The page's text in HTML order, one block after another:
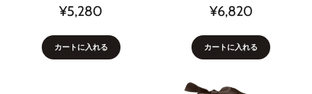
¥5,280
カートに入れる
¥6,820
カートに入れる